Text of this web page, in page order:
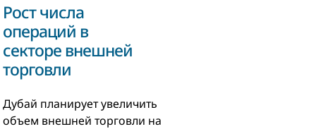
Рост числа
операций в
секторе внешней
торговли
Дубай планирует увеличить
объем внешней торговли на